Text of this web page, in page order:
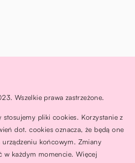
Wszelkie prawa zastrzeżone.
pliki cookies. Korzystanie z
dot. cookies oznacza, że będą one
urządzeniu końcowym. Zmiany
w każdym momencie. Więcej